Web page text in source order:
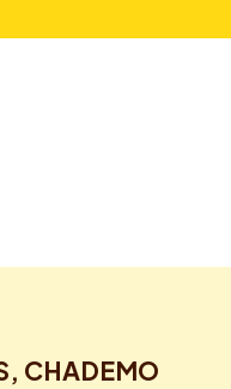
CHADEMO